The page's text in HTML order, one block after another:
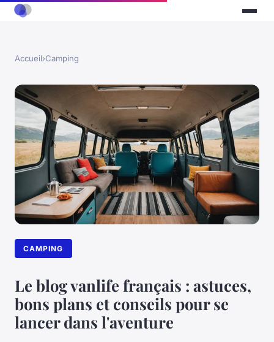
Accueil›Camping
CAMPING
Le blog vanlife français : astuces,
bons plans et conseils pour se
lancer dans l'aventure